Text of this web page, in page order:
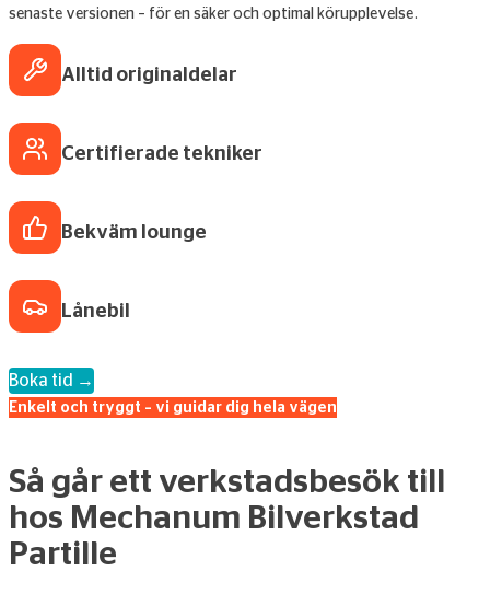
senaste versionen – för en säker och optimal körupplevelse.
Alltid originaldelar
Certifierade tekniker
Bekväm lounge
Lånebil
Boka tid →
Enkelt och tryggt – vi guidar dig hela vägen
Så går ett verkstadsbesök till
hos Mechanum Bilverkstad
Partille